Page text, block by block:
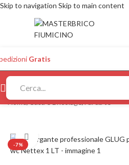
Skip to navigation Skip to main content
Gratis
Home/Casa e Bricolage/Fai da te
-7%
Click to enlarge